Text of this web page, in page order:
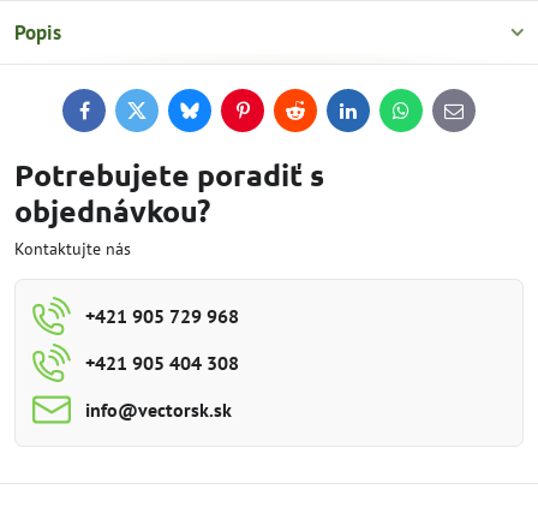
Popis
FacebookTwitterBlueskyPinterestReddit LinkedInWhatsApp
E-
mail
Potrebujete poradiť s
objednávkou?
Kontaktujte nás
+421 905 729 968
+421 905 404 308
info​@vectorsk​.sk